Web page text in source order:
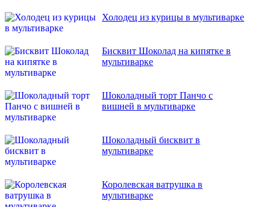
Холодец из курицы в мультиварке
Бисквит Шоколад на кипятке в
мультиварке
Шоколадный торт Панчо с
вишней в мультиварке
Шоколадный бисквит в
мультиварке
Королевская ватрушка в
мультиварке